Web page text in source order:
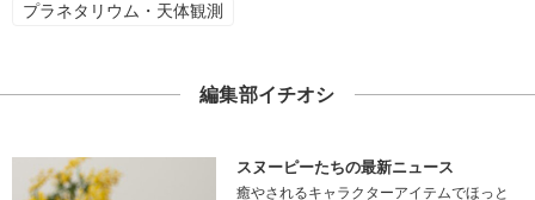
プラネタリウム・天体観測
編集部イチオシ
スヌーピーたちの最新ニュース
癒やされるキャラクターアイテムでほっと